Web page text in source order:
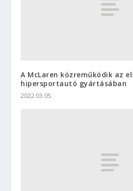
A McLaren közreműködik az
hipersportautó gyártásában
2022.03.05.